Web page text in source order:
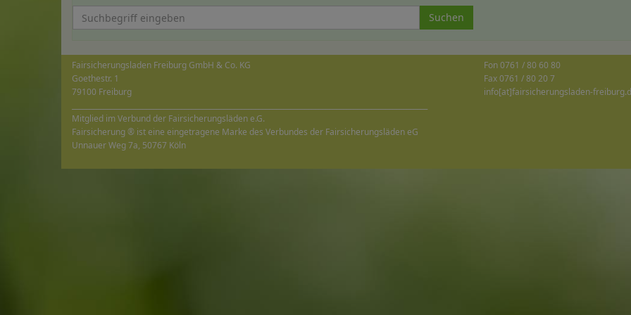
Suchen
Fairsicherungsladen Freiburg GmbH & Co. KG
Goethestr. 1
79100 Freiburg
Fon 0761 / 80 60 80
Fax 0761 / 80 20 7
info[at]fairsicherungsladen-
Mitglied im Verbund der Fairsicherungsläden e.G.
Fairsicherung ® ist eine eingetragene Marke des Verbundes der Fairsicherungsläden eG
Unnauer Weg 7a, 50767 Köln